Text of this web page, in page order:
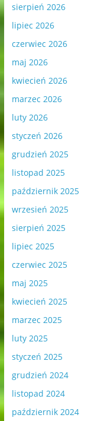
sierpień 2026
lipiec 2026
czerwiec 2026
maj 2026
kwiecień 2026
marzec 2026
luty 2026
styczeń 2026
grudzień 2025
listopad 2025
październik 2025
wrzesień 2025
sierpień 2025
lipiec 2025
czerwiec 2025
maj 2025
kwiecień 2025
marzec 2025
luty 2025
styczeń 2025
grudzień 2024
listopad 2024
październik 2024